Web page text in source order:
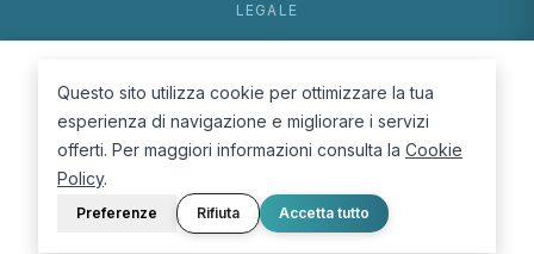
LEGALE
Cookie Policy
© 2026 D.Lab S.r.l. — InBuoneMani
Questo sito utilizza cookie per ottimizzare la tua
esperienza di navigazione e migliorare i servizi
offerti. Per maggiori informazioni consulta la Cookie
Policy.
Preferenze Rifiuta Accetta tutto